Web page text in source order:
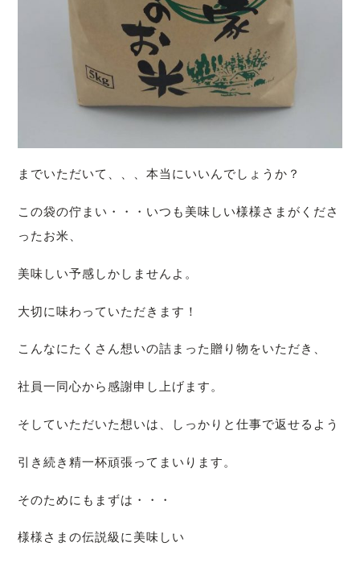
までいただいて、、、本当にいいんでしょうか？
この袋の佇まい・・・いつも美味しい様様さまがくださ
ったお米、
美味しい予感しかしませんよ。
大切に味わっていただきます！
こんなにたくさん想いの詰まった贈り物をいただき、
社員一同心から感謝申し上げます。
そしていただいた想いは、しっかりと仕事で返せるよう
引き続き精一杯頑張ってまいります。
そのためにもまずは・・・
様様さまの伝説級に美味しい